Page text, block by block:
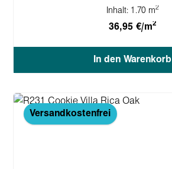
Inhalt: 1.70 m2
36,95 €/m2
In den Warenkorb
Versandkostenfrei